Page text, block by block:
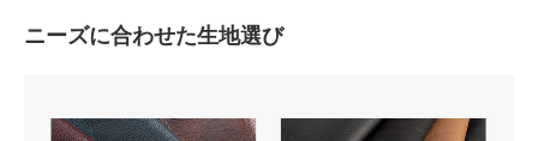
ニーズに合わせた生地選び